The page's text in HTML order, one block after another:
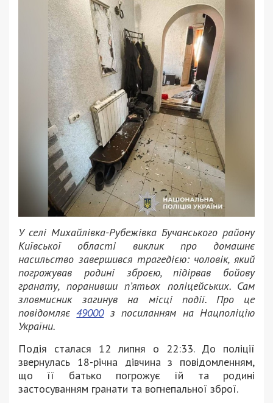
У селі Михайлівка-Рубежівка Бучанського району
Київської області виклик про домашнє
насильство завершився трагедією: чоловік, який
погрожував родині зброєю, підірвав бойову
гранату, поранивши п’ятьох поліцейських. Сам
зловмисник загинув на місці події. Про це
повідомляє49000з посиланням на Нацполіцію
України.
Подія сталася 12 липня о 22:33. До поліції
звернулась 18-річна дівчина з повідомленням,
що її батько погрожує їй та родині
застосуванням гранати та вогнепальної зброї.